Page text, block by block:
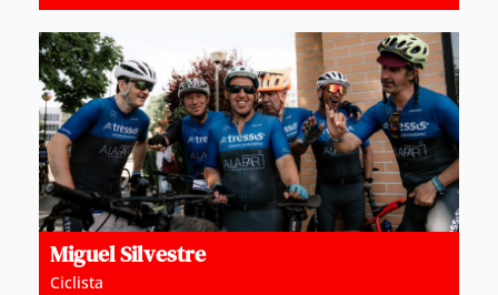
Miguel Silvestre
Ciclista